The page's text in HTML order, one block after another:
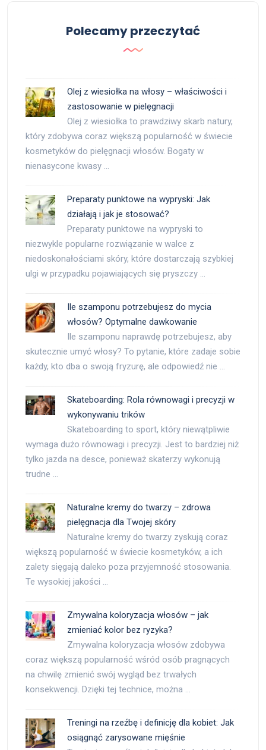
Polecamy przeczytać
Olej z wiesiołka na włosy – właściwości i
zastosowanie w pielęgnacji
Olej z wiesiołka to prawdziwy skarb natury,
który zdobywa coraz większą popularność w świecie
kosmetyków do pielęgnacji włosów. Bogaty w
nienasycone kwasy …
Preparaty punktowe na wypryski: Jak
działają i jak je stosować?
Preparaty punktowe na wypryski to
niezwykle popularne rozwiązanie w walce z
niedoskonałościami skóry, które dostarczają szybkiej
ulgi w przypadku pojawiających się pryszczy …
Ile szamponu potrzebujesz do mycia
włosów? Optymalne dawkowanie
Ile szamponu naprawdę potrzebujesz, aby
skutecznie umyć włosy? To pytanie, które zadaje sobie
każdy, kto dba o swoją fryzurę, ale odpowiedź nie …
Skateboarding: Rola równowagi i precyzji w
wykonywaniu trików
Skateboarding to sport, który niewątpliwie
wymaga dużo równowagi i precyzji. Jest to bardziej niż
tylko jazda na desce, ponieważ skaterzy wykonują
trudne …
Naturalne kremy do twarzy – zdrowa
pielęgnacja dla Twojej skóry
Naturalne kremy do twarzy zyskują coraz
większą popularność w świecie kosmetyków, a ich
zalety sięgają daleko poza przyjemność stosowania.
Te wysokiej jakości …
Zmywalna koloryzacja włosów – jak
zmieniać kolor bez ryzyka?
Zmywalna koloryzacja włosów zdobywa
coraz większą popularność wśród osób pragnących
na chwilę zmienić swój wygląd bez trwałych
konsekwencji. Dzięki tej technice, można …
Treningi na rzeźbę i definicję dla kobiet: Jak
osiągnąć zarysowane mięśnie